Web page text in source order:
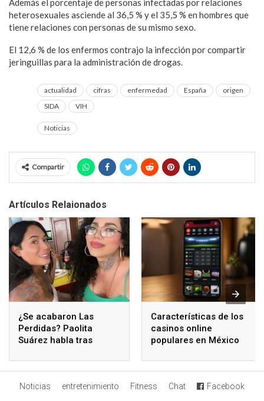
Además el porcentaje de personas infectadas por relaciones
heterosexuales asciende al 36,5 % y el 35,5 % en hombres que
tiene relaciones con personas de su mismo sexo.
El 12,6 % de los enfermos contrajo la infección por compartir
jeringuillas para la administración de drogas.
actualidad cifras enfermedad España
origen
SIDA
VIH
Noticias
Compartir
Artículos Relaionados
¿Se acabaron Las
Perdidas? Paolita
Suárez habla tras
de Karina Torres
Características de los
casinos online
populares en México
Noticias entretenimiento Fitness Chat Facebook